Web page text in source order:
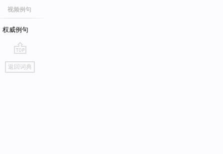
视频例句
权威例句
go
top
返回词典